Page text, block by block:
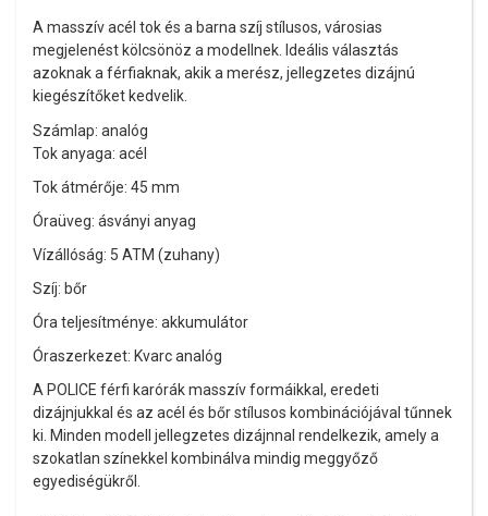
A masszív acél tok és a barna szíj stílusos, városias
megjelenést kölcsönöz a modellnek. Ideális választás
azoknak a férfiaknak, akik a merész, jellegzetes dizájnú
kiegészítőket kedvelik.
Számlap: analóg
Tok anyaga: acél
Tok átmérője: 45 mm
Óraüveg: ásványi anyag
Vízállóság: 5 ATM (zuhany)
Szíj: bőr
Óra teljesítménye: akkumulátor
Óraszerkezet: Kvarc analóg
A POLICE férfi karórák masszív formáikkal, eredeti
dizájnjukkal és az acél és bőr stílusos kombinációjával tűnnek
ki. Minden modell jellegzetes dizájnnal rendelkezik, amely a
szokatlan színekkel kombinálva mindig meggyőző
egyediségükről.